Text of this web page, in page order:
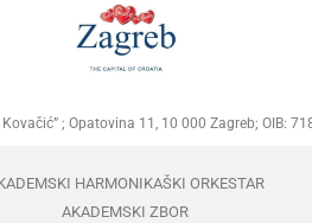
; Opatovina 11, 10 000 Zagreb; OIB:
HARMONIKAŠKI ORKESTAR
AKADEMSKI ZBOR